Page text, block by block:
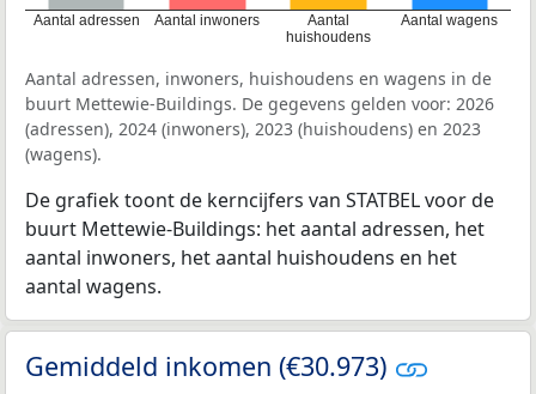
Aantal adressen Aantal inwoners
Aantal
huishoudens
Aantal wagens
Aantal adressen, inwoners, huishoudens en wagens in de
buurt Mettewie-Buildings. De gegevens gelden voor: 2026
(adressen), 2024 (inwoners), 2023 (huishoudens) en 2023
(wagens).
De grafiek toont de kerncijfers van STATBEL voor de
buurt Mettewie-Buildings: het aantal adressen, het
aantal inwoners, het aantal huishoudens en het
aantal wagens.
Gemiddeld inkomen (€30.973)